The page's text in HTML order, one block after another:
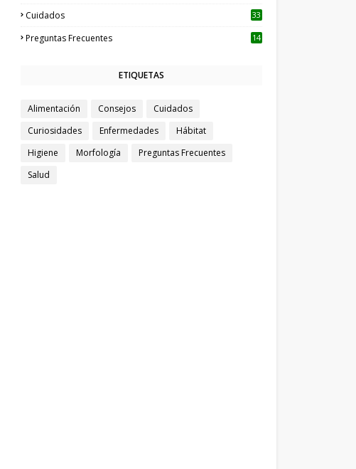
Cuidados 33
Preguntas Frecuentes 14
ETIQUETAS
Alimentación Consejos
Cuidados
Curiosidades
Enfermedades
Hábitat
Higiene
Morfología
Preguntas Frecuentes
Salud